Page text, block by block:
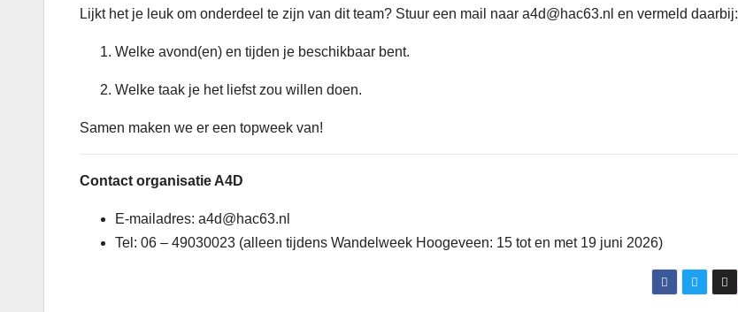
Lijkt het je leuk om onderdeel te zijn van dit team? Stuur een mail naar a4d@hac63.nl en vermeld daarbij:
Welke avond(en) en tijden je beschikbaar bent.
Welke taak je het liefst zou willen doen.
Samen maken we er een topweek van!
Contact organisatie A4D
E-mailadres: a4d@hac63.nl
Tel: 06 – 49030023 (alleen tijdens Wandelweek Hoogeveen: 15 tot en met 19 juni 2026)